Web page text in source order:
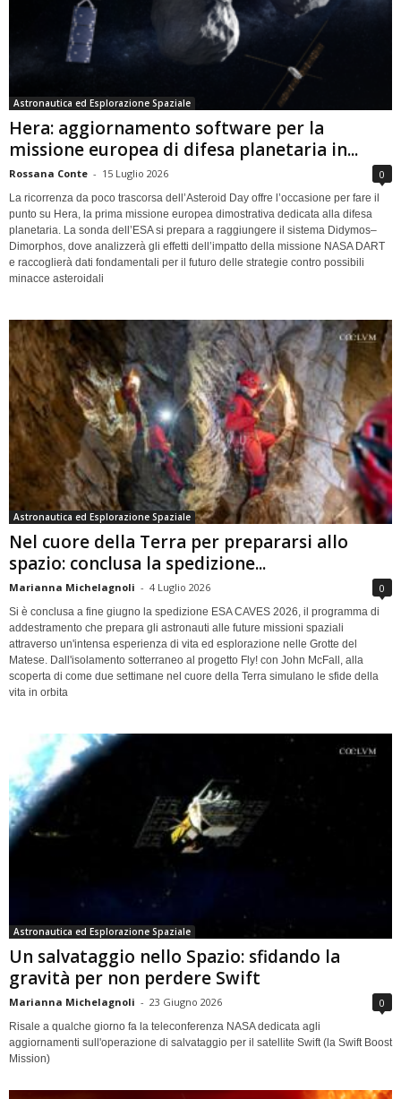
Astronautica ed Esplorazione Spaziale
Hera: aggiornamento software per la
missione europea di difesa planetaria in...
Rossana Conte - 15 Luglio 2026 0
La ricorrenza da poco trascorsa dell’Asteroid Day offre l’occasione per fare il
punto su Hera, la prima missione europea dimostrativa dedicata alla difesa
planetaria. La sonda dell’ESA si prepara a raggiungere il sistema Didymos–
Dimorphos, dove analizzerà gli effetti dell’impatto della missione NASA DART
e raccoglierà dati fondamentali per il futuro delle strategie contro possibili
minacce asteroidali
Astronautica ed Esplorazione Spaziale
Nel cuore della Terra per prepararsi allo
spazio: conclusa la spedizione...
Marianna Michelagnoli - 4 Luglio 2026 0
Si è conclusa a fine giugno la spedizione ESA CAVES 2026, il programma di
addestramento che prepara gli astronauti alle future missioni spaziali
attraverso un'intensa esperienza di vita ed esplorazione nelle Grotte del
Matese. Dall'isolamento sotterraneo al progetto Fly! con John McFall, alla
scoperta di come due settimane nel cuore della Terra simulano le sfide della
vita in orbita
Astronautica ed Esplorazione Spaziale
Un salvataggio nello Spazio: sfidando la
gravità per non perdere Swift
Marianna Michelagnoli - 23 Giugno 2026 0
Risale a qualche giorno fa la teleconferenza NASA dedicata agli
aggiornamenti sull'operazione di salvataggio per il satellite Swift (la Swift Boost
Mission)